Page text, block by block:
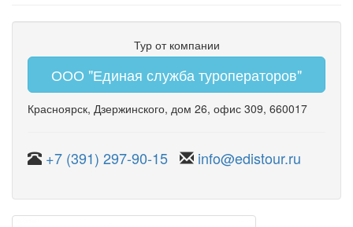
Тур от компании
ООО "Единая служба туроператоров"
Красноярск, Дзержинского, дом 26, офис 309, 660017
+7 (391) 297-90-15 info@edistour.ru